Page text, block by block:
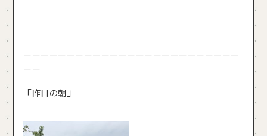
ーーーーーーーーーーーーーーーーーーーーーーーーー
ーー
「昨日の朝」